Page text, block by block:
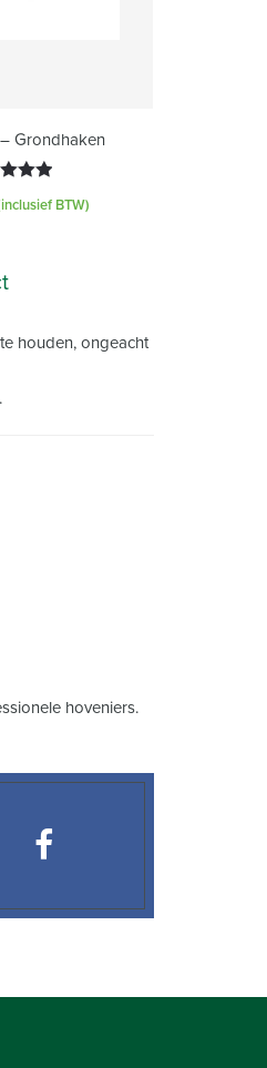
Grondhaken
BTW)
houden, ongeacht
hoveniers.